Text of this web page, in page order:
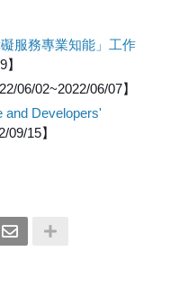
服務專業知能」工作
06/02~2022/06/07】
and Developers'
09/15】